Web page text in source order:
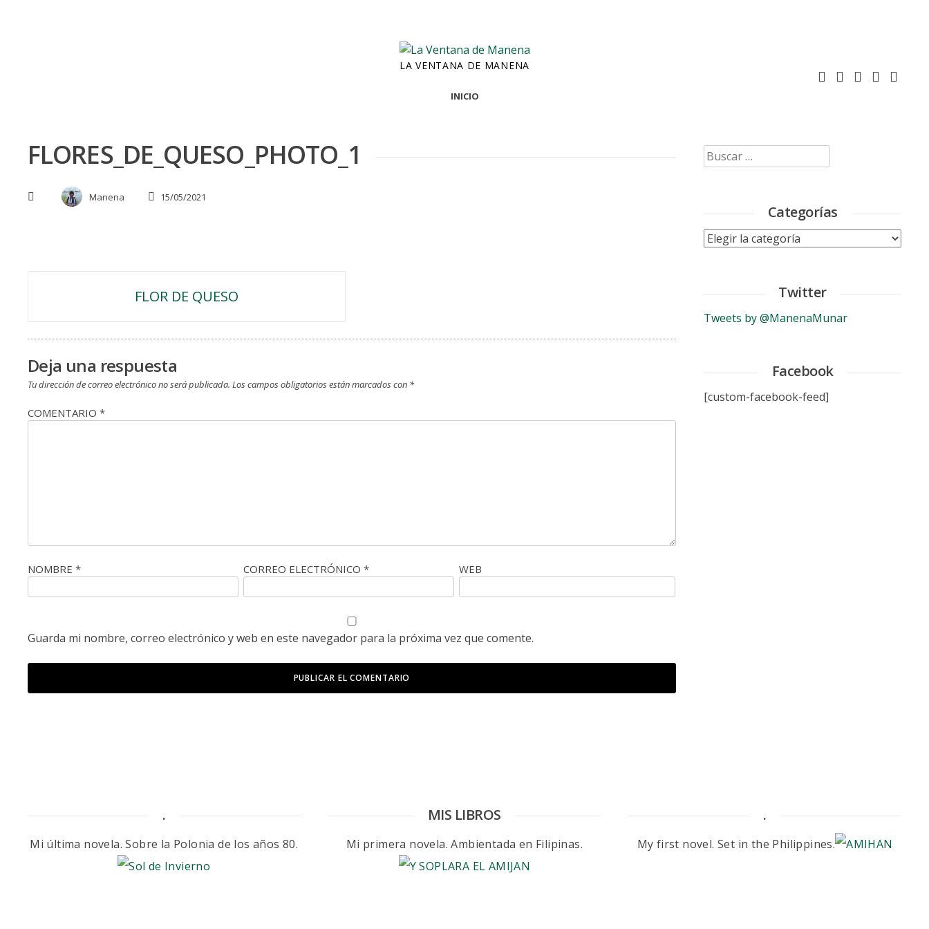
LA VENTANA DE MANENA
INICIO
FLORES_DE_QUESO_PHOTO_1
Manena 15/05/2021
Navegación
de
entradas
FLOR DE QUESO
Deja una respuesta
Tu dirección de correo electrónico no será publicada. Los campos obligatorios están marcados con *
COMENTARIO *
NOMBRE * CORREO ELECTRÓNICO* WEB
Guarda mi nombre, correo electrónico y web en este navegador para la próxima vez que comente.
Buscar:
Categorías
Categorías
Twitter
Tweets by @ManenaMunar
Facebook
[custom-facebook-feed]
.
Mi última novela. Sobre la Polonia de los años 80.
MIS LIBROS
Mi primera novela. Ambientada en Filipinas.
.
My first novel. Set in the Philippines.